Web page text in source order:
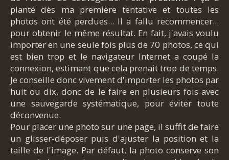
planté dès ma première tentative et toutes les
photos ont été perdues... Il a fallu recommencer...
pour obtenir le même résultat. En fait, j'avais voulu
importer en une seule fois plus de 70 photos, ce qui
est bien trop et le navigateur Internet a coupé la
connexion, estimant que cela prenait trop de temps.
Je conseille donc vivement d'importer les photos par
huit ou dix, donc de le faire en plusieurs fois avec
une sauvegarde systématique, pour éviter toute
déconvenue.
Pour placer une photo sur une page, il suffit de faire
un glisser-déposer puis d'ajuster la position et la
taille de l'image. Par défaut, la photo conserve son